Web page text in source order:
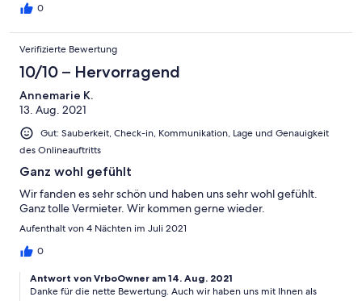
0
Verifizierte Bewertung
10/10 – Hervorragend
Annemarie K.
13. Aug. 2021
Gut: Sauberkeit, Check-in, Kommunikation, Lage und Genauigkeit
des Onlineauftritts
Ganz wohl gefühlt
Wir fanden es sehr schön und haben uns sehr wohl gefühlt.
Ganz tolle Vermieter. Wir kommen gerne wieder.
Aufenthalt von 4 Nächten im Juli 2021
0
Antwort von VrboOwner am 14. Aug. 2021
Danke für die nette Bewertung. Auch wir haben uns mit Ihnen als